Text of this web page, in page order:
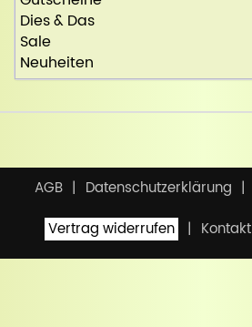
Dies & Das
Sale
Neuheiten
AGB Datenschutzerklärung
Vertrag widerrufen
Kontakt